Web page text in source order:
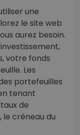
une
le site web
aurez besoin.
votre fonds
Les
portefeuilles
tenant
de
le créneau du